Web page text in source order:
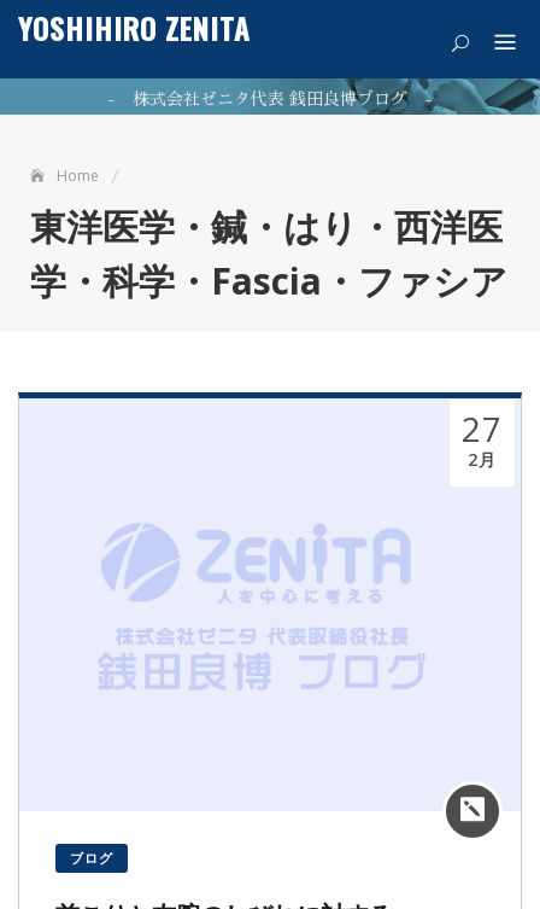
Skip
content
YOSHIHIRO ZENITA痛みを希望に
- 株式会社ゼニタ代表 銭田良博ブログ -
Home
東洋医学・鍼・はり・西洋医
学・科学・Fascia・ファシア
27
2月
ブログ
公式ホームページはこちら
NEWPOST 最新の投稿
月21日
株式会社ゼニタ銭田治療院千種駅前就職説明会（Zoom）
星城大学公開講演会のご案内（ウィズコロナ・ポストコロ
2021年2月28日